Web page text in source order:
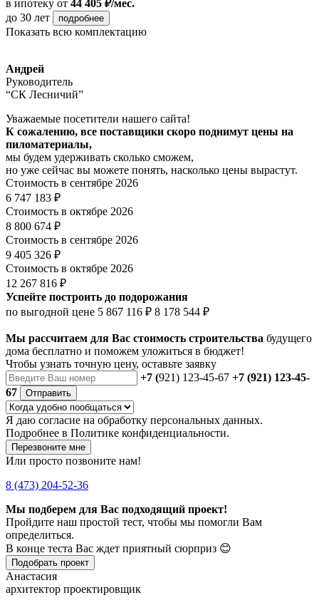
в ипотеку от 44 405 ₽/мес.
до 30 лет
подробнее
Показать всю комплектацию
Андрей
Руководитель
“СК Лесничий”
Уважаемые посетители нашего сайта!
К сожалению, все поставщики скоро поднимут цены на
пиломатериалы,
мы будем удерживать сколько сможем,
но уже сейчас вы можете понять, насколько цены вырастут.
Стоимость в сентябре 2026
6 747 183 ₽
Стоимость в октябре 2026
8 800 674 ₽
Стоимость в сентябре 2026
9 405 326 ₽
Стоимость в октябре 2026
12 267 816 ₽
Успейте построить до подорожания
по выгодной цене 5 867 116 ₽ 8 178 544 ₽
Мы рассчитаем для Вас стоимость строительства будущего
дома бесплатно и поможем уложиться в бюджет!
Чтобы узнать точную цену, оставьте заявку
+7 (921) 123-45-67 +7 (921) 123-45-
67
Отправить
Я даю согласие на обработку персональных данных.
Подробнее в Политике конфиденциальности.
Перезвоните мне
Или просто позвоните нам!
8 (473) 204-52-36
Мы подберем для Вас подходящий проект!
Пройдите наш простой тест, чтобы мы помогли Вам
определиться.
В конце теста Вас ждет приятный сюрприз 😊
Подобрать проект
Анастасия
архитектор проектировщик